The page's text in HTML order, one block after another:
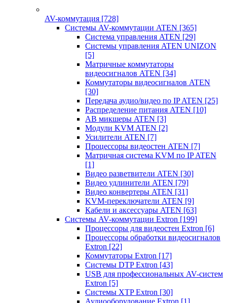
AV-коммутация [728]
Системы AV-коммутации ATEN [365]
Система управления ATEN [29]
Системы управления ATEN UNIZON
[5]
Матричные коммутаторы
видеосигналов ATEN [34]
Коммутаторы видеосигналов ATEN
[30]
Передача аудио/видео по IP ATEN [25]
Распределение питания ATEN [10]
АВ микшеры ATEN [3]
Модули KVM ATEN [2]
Усилители ATEN [7]
Процессоры видеостен ATEN [7]
Матричная система KVM по IP ATEN
[1]
Видео разветвители ATEN [30]
Видео удлинители ATEN [79]
Видео конвертеры ATEN [31]
KVM-переключатели ATEN [9]
Кабели и аксессуары ATEN [63]
Системы AV-коммутации Extron [199]
Процессоры для видеостен Extron [6]
Процессоры обработки видеосигналов
Extron [22]
Коммутаторы Extron [17]
Системы DTP Extron [43]
USB для профессиональных AV-систем
Extron [5]
Системы XTP Extron [30]
Аудиооборудование Extron [1]